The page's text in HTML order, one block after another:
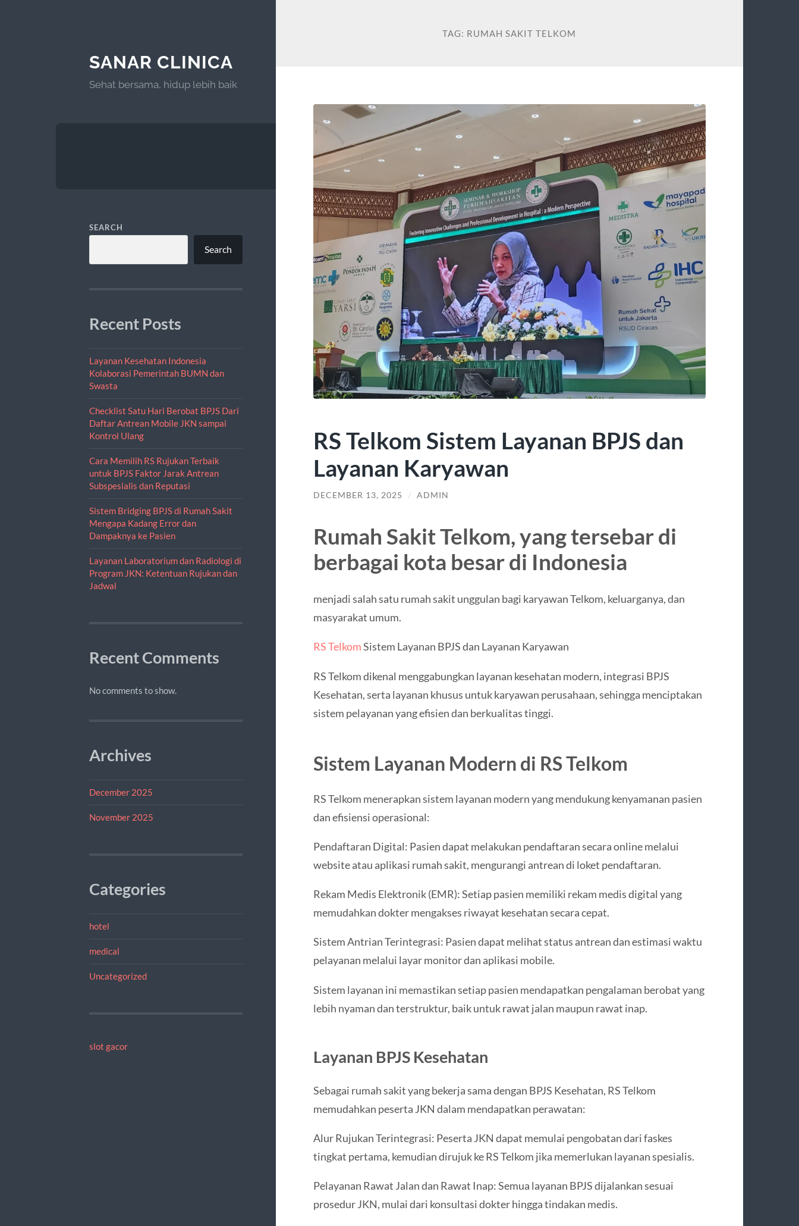
SANAR CLINICA
Sehat bersama, hidup lebih baik
SEARCH
Search
Recent Posts
Layanan Kesehatan Indonesia
Kolaborasi Pemerintah BUMN dan
Swasta
Checklist Satu Hari Berobat BPJS Dari
Daftar Antrean Mobile JKN sampai
Kontrol Ulang
Cara Memilih RS Rujukan Terbaik
untuk BPJS Faktor Jarak Antrean
Subspesialis dan Reputasi
Sistem Bridging BPJS di Rumah Sakit
Mengapa Kadang Error dan
Dampaknya ke Pasien
Layanan Laboratorium dan Radiologi di
Program JKN: Ketentuan Rujukan dan
Jadwal
Recent Comments
No comments to show.
Archives
December 2025
November 2025
Categories
hotel
medical
Uncategorized
slot gacor
TAG: RUMAH SAKIT TELKOM
RS Telkom Sistem Layanan BPJS dan
Layanan Karyawan
DECEMBER 13, 2025 / ADMIN
Rumah Sakit Telkom, yang tersebar di
berbagai kota besar di Indonesia
menjadi salah satu rumah sakit unggulan bagi karyawan Telkom, keluarganya, dan
masyarakat umum.
RS TelkomSistem Layanan BPJS dan Layanan Karyawan
RS Telkom dikenal menggabungkan layanan kesehatan modern, integrasi BPJS
Kesehatan, serta layanan khusus untuk karyawan perusahaan, sehingga menciptakan
sistem pelayanan yang efisien dan berkualitas tinggi.
Sistem Layanan Modern di RS Telkom
RS Telkom menerapkan sistem layanan modern yang mendukung kenyamanan pasien
dan efisiensi operasional:
Pendaftaran Digital: Pasien dapat melakukan pendaftaran secara online melalui
website atau aplikasi rumah sakit, mengurangi antrean di loket pendaftaran.
Rekam Medis Elektronik (EMR): Setiap pasien memiliki rekam medis digital yang
memudahkan dokter mengakses riwayat kesehatan secara cepat.
Sistem Antrian Terintegrasi: Pasien dapat melihat status antrean dan estimasi waktu
pelayanan melalui layar monitor dan aplikasi mobile.
Sistem layanan ini memastikan setiap pasien mendapatkan pengalaman berobat yang
lebih nyaman dan terstruktur, baik untuk rawat jalan maupun rawat inap.
Layanan BPJS Kesehatan
Sebagai rumah sakit yang bekerja sama dengan BPJS Kesehatan, RS Telkom
memudahkan peserta JKN dalam mendapatkan perawatan:
Alur Rujukan Terintegrasi: Peserta JKN dapat memulai pengobatan dari faskes
tingkat pertama, kemudian dirujuk ke RS Telkom jika memerlukan layanan spesialis.
Pelayanan Rawat Jalan dan Rawat Inap: Semua layanan BPJS dijalankan sesuai
prosedur JKN, mulai dari konsultasi dokter hingga tindakan medis.